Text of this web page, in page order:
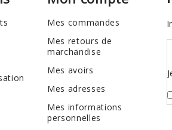
Mes commandes
Mes retours de
marchandise
Mes avoirs
Mes adresses
Mes informations
personnelles